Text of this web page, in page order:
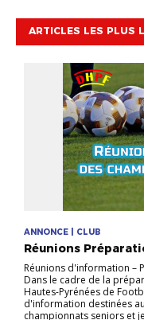
ARTICLES LES PLUS
ANNONCE | CLUB
Réunions
Réunions d'information –
Dans le cadre de la
Hautes-Pyrénées de
d'information destinées
championnats seniors et